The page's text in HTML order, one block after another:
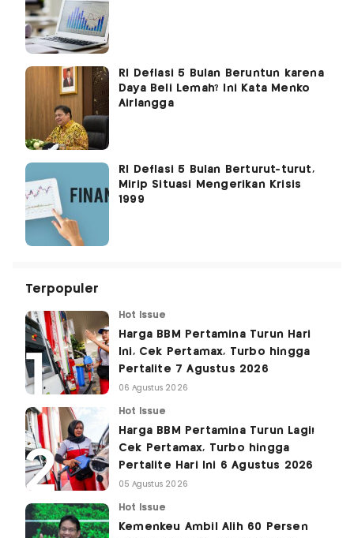
RI Deflasi 5 Bulan Beruntun karena
Daya Beli Lemah? Ini Kata Menko
Airlangga
RI Deflasi 5 Bulan Berturut-turut,
Mirip Situasi Mengerikan Krisis
1999
Terpopuler
Hot Issue
Harga BBM Pertamina Turun Hari
Ini, Cek Pertamax, Turbo hingga
Pertalite 7 Agustus 2026
06 Agustus 2026
Hot Issue
Harga BBM Pertamina Turun Lagi!
Cek Pertamax, Turbo hingga
Pertalite Hari Ini 6 Agustus 2026
05 Agustus 2026
Hot Issue
Kemenkeu Ambil Alih 60 Persen